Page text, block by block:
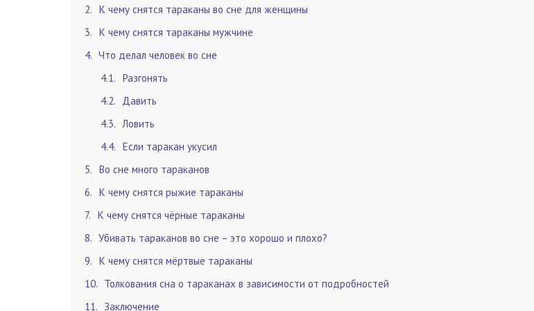
2
К чему снятся тараканы во сне для женщины
3
К чему снятся тараканы мужчине
4
Что делал человек во сне
4.1
Разгонять
4.2
Давить
4.3
Ловить
4.4
Если таракан укусил
5
Во сне много тараканов
6
К чему снятся рыжие тараканы
7
К чему снятся чёрные тараканы
8
Убивать тараканов во сне – это хорошо и плохо?
9
К чему снятся мёртвые тараканы
10
Толкования сна о тараканах в зависимости от подробностей
11
Заключение